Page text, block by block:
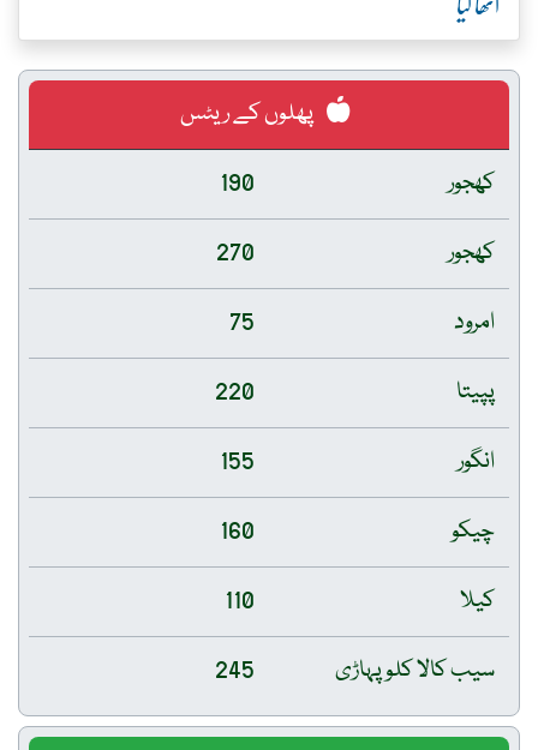
پھلوں کے ریٹس
کھجور
190
کھجور
270
امرود
75
پپیتا
220
انگور
155
چیکو
160
کیلا
110
سیب کالا کلو پہاڑی
245